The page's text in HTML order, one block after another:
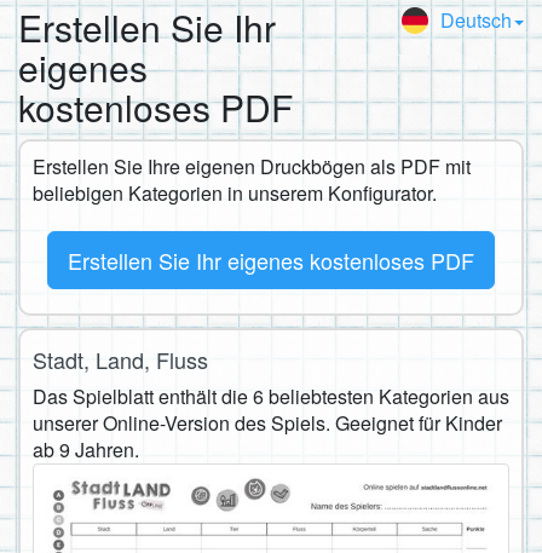
Erstellen Sie Ihr
eigenes
kostenloses PDF
Deutsch
Erstellen Sie Ihre eigenen Druckbögen als PDF mit
beliebigen Kategorien in unserem Konfigurator.
Erstellen Sie Ihr eigenes kostenloses PDF
Stadt, Land, Fluss
Das Spielblatt enthält die 6 beliebtesten Kategorien aus
unserer Online-Version des Spiels. Geeignet für Kinder
ab 9 Jahren.